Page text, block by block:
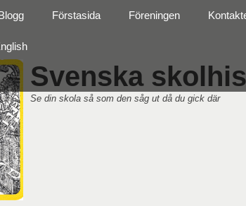
Svenska
Se din skola så som den såg ut då du gick där
Förstasida Föreningen